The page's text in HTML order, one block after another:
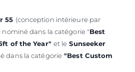
55 (conception intérieure par
dans la catégorie "Best
of the Year" et le Sunseeker
dans la catégorie "Best Custom